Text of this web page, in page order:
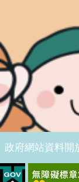
政府網站資料開